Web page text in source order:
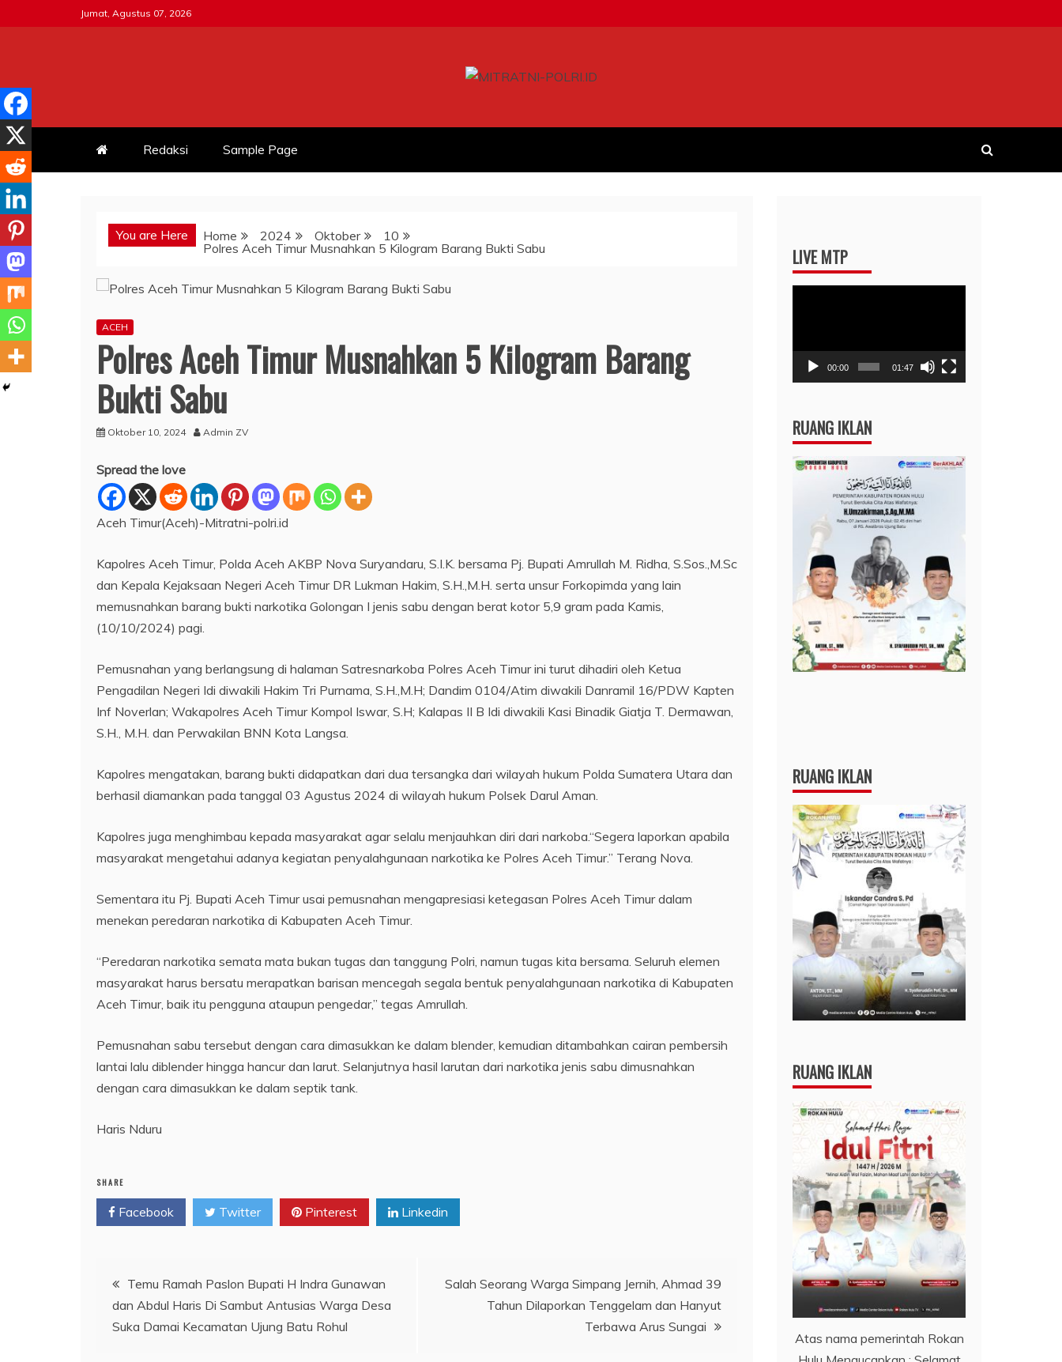
to
Jumat, Agustus 07, 2026
Redaksi Sample Page
You are Here Home 2024 Oktober
10
Polres Aceh Timur Musnahkan 5 Kilogram Barang Bukti Sabu
ACEH
Polres Aceh Timur Musnahkan 5 Kilogram Barang
Bukti Sabu
Oktober 10, 2024 Admin ZV
Spread the love
Aceh Timur(Aceh)-Mitratni-polri.id
Kapolres Aceh Timur, Polda Aceh AKBP Nova Suryandaru, S.I.K. bersama Pj. Bupati Amrullah M. Ridha, S.Sos.,M.Sc
dan Kepala Kejaksaan Negeri Aceh Timur DR Lukman Hakim, S.H.,M.H. serta unsur Forkopimda yang lain
memusnahkan barang bukti narkotika Golongan I jenis sabu dengan berat kotor 5,9 gram pada Kamis,
(10/10/2024) pagi.
Pemusnahan yang berlangsung di halaman Satresnarkoba Polres Aceh Timur ini turut dihadiri oleh Ketua
Pengadilan Negeri Idi diwakili Hakim Tri Purnama, S.H.,M.H; Dandim 0104/Atim diwakili Danramil 16/PDW Kapten
Inf Noverlan; Wakapolres Aceh Timur Kompol Iswar, S.H; Kalapas II B Idi diwakili Kasi Binadik Giatja T. Dermawan,
S.H., M.H. dan Perwakilan BNN Kota Langsa.
Kapolres mengatakan, barang bukti didapatkan dari dua tersangka dari wilayah hukum Polda Sumatera Utara dan
berhasil diamankan pada tanggal 03 Agustus 2024 di wilayah hukum Polsek Darul Aman.
Kapolres juga menghimbau kepada masyarakat agar selalu menjauhkan diri dari narkoba.“Segera laporkan apabila
masyarakat mengetahui adanya kegiatan penyalahgunaan narkotika ke Polres Aceh Timur.” Terang Nova.
Sementara itu Pj. Bupati Aceh Timur usai pemusnahan mengapresiasi ketegasan Polres Aceh Timur dalam
menekan peredaran narkotika di Kabupaten Aceh Timur.
“Peredaran narkotika semata mata bukan tugas dan tanggung Polri, namun tugas kita bersama. Seluruh elemen
masyarakat harus bersatu merapatkan barisan mencegah segala bentuk penyalahgunaan narkotika di Kabupaten
Aceh Timur, baik itu pengguna ataupun pengedar,” tegas Amrullah.
Pemusnahan sabu tersebut dengan cara dimasukkan ke dalam blender, kemudian ditambahkan cairan pembersih
lantai lalu diblender hingga hancur dan larut. Selanjutnya hasil larutan dari narkotika jenis sabu dimusnahkan
dengan cara dimasukkan ke dalam septik tank.
Haris Nduru
SHARE
Facebook Twitter Pinterest Linkedin
Navigasi
pos
Temu Ramah Paslon Bupati H Indra Gunawan
dan Abdul Haris Di Sambut Antusias Warga Desa
Suka Damai Kecamatan Ujung Batu Rohul
Salah Seorang Warga Simpang Jernih, Ahmad 39
Tahun Dilaporkan Tenggelam dan Hanyut
Terbawa Arus Sungai
LIVE MTP
00:00 01:47
RUANG IKLAN
RUANG IKLAN
RUANG IKLAN
Atas nama pemerintah Rokan